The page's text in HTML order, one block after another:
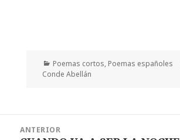
Categorías
Poemas cortos, Poemas españoles
Conde Abellán
ANTERIOR